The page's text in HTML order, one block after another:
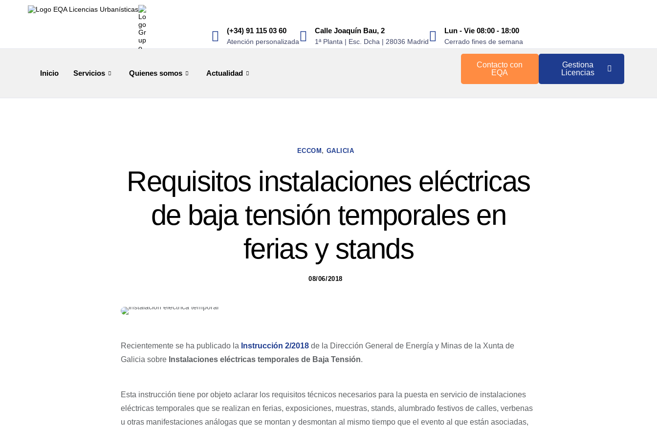
(+34) 91 115 03 60
Atención personalizada
Calle Joaquín Bau, 2
1ª Planta | Esc. Dcha | 28036 Madrid
Lun - Vie 08:00 - 18:00
Cerrado fines de semana
Inicio Servicios Quienes somos Actualidad
Contacto con
EQA
Gestiona
Licencias
ECCOM , GALICIA
Requisitos instalaciones eléctricas
de baja tensión temporales en
ferias y stands
08/06/2018
Recientemente se ha publicado la Instrucción 2/2018 de la Dirección General de Energía y Minas de la Xunta de
Galicia sobre Instalaciones eléctricas temporales de Baja Tensión.
Esta instrucción tiene por objeto aclarar los requisitos técnicos necesarios para la puesta en servicio de instalaciones
eléctricas temporales que se realizan en ferias, exposiciones, muestras, stands, alumbrado festivos de calles, verbenas
u otras manifestaciones análogas que se montan y desmontan al mismo tiempo que el evento al que están asociadas,